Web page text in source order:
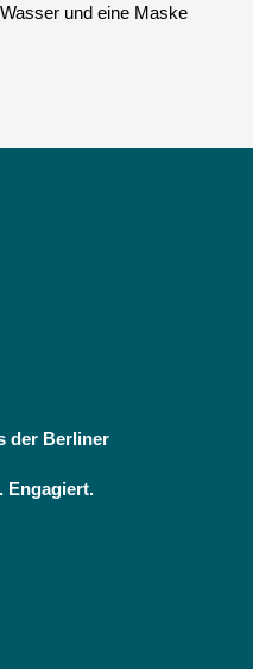
und eine Maske
der Berliner
Engagiert.